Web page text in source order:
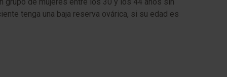
grupo de mujeres entre los 30 y los 44 años sin
tenga una baja reserva ovárica, si su edad es